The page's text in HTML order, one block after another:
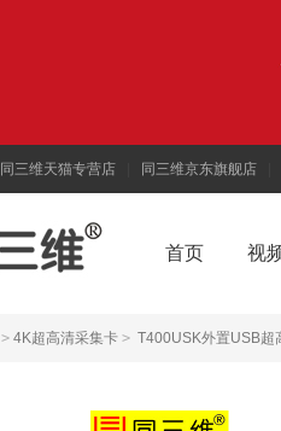
同三维天猫专营店 同三维京东旗舰店
首页 视
> 4K超高清采集卡 > T400USK外置USB超